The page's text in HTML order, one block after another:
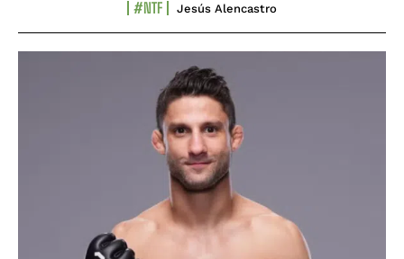
#NTF Jesús Alencastro